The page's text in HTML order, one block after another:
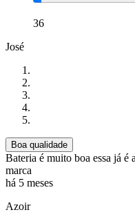
36
José
Boa qualidade
Bateria é muito boa essa já é
marca
há 5 meses
Azoir